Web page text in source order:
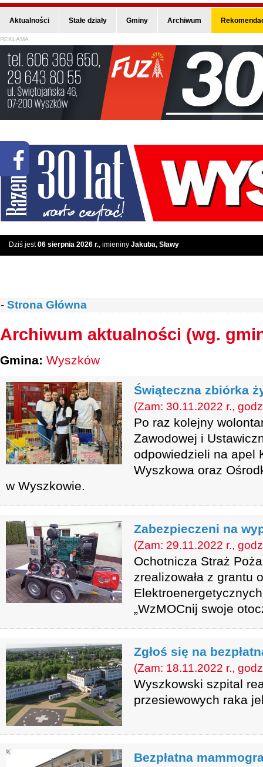
Aktualności Stałe działy Gminy Archiwum
REKLAMA
Dziś jest06 sierpnia 2026 r., imieniny Jakuba, Sławy
- Strona Główna
Archiwum aktualności (wg.
Gmina: Wyszków
Świąteczna zbiórka
(Zam: 30.11.2022 r.,
Po raz kolejny
Zawodowej i
odpowiedzieli na apel
Wyszkowa oraz
w Wyszkowie.
Zabezpieczeni na
(Zam: 29.11.2022 r.,
Ochotnicza Straż
zrealizowała z grantu
„WzMOCnij swoje
Zgłoś się na
(Zam: 18.11.2022 r.,
Wyszkowski szpital
przesiewowych raka
Bezpłatna